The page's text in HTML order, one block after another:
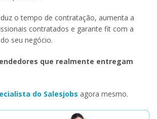
o tempo de contratação, aumenta a
contratados e garante fit com a
seu negócio.
que realmente entregam
do Salesjobs agora mesmo.